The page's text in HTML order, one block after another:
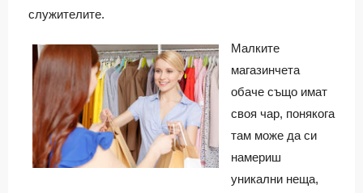
служителите.
Малките
магазинчета
обаче също имат
своя чар, понякога
там може да си
намериш
уникални неща,